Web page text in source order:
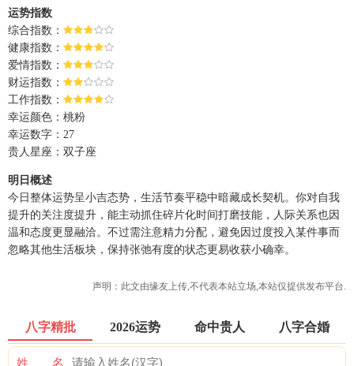
运势指数
综合指数：
健康指数：
爱情指数：
财运指数：
工作指数：
幸运颜色：桃粉
幸运数字：27
贵人星座：双子座
明日概述
今日整体运势呈小吉态势，生活节奏平稳中暗藏成长契机。你对自我
提升的关注度提升，能主动抓住碎片化时间打磨技能，人际关系也因
温和态度更显融洽。不过需注意精力分配，避免因过度投入某件事而
忽略其他生活板块，保持张弛有度的状态更易收获小确幸。
声明：此文由缘友上传,不代表本站立场,本站仅提供发布平台.
八字精批 2026运势 命中贵人 八字合婚
姓 名